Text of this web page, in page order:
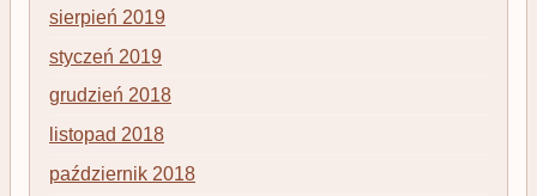
sierpień 2019
styczeń 2019
grudzień 2018
listopad 2018
październik 2018